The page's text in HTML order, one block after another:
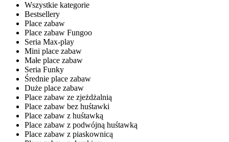
Wszystkie kategorie
Bestsellery
Place zabaw
Place zabaw Fungoo
Seria Max-play
Mini place zabaw
Małe place zabaw
Seria Funky
Średnie place zabaw
Duże place zabaw
Place zabaw ze zjeżdżalnią
Place zabaw bez huśtawki
Place zabaw z huśtawką
Place zabaw z podwójną huśtawką
Place zabaw z piaskownicą